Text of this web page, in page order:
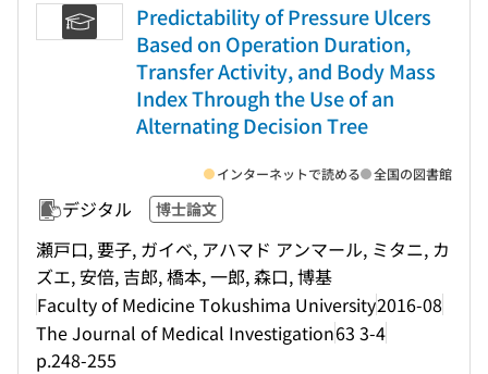
Predictability of Pressure Ulcers
Based on Operation Duration,
Transfer Activity, and Body Mass
Index Through the Use of an
Alternating Decision Tree
デジタル 博士論文
瀬戸口, 要子, ガイベ, アハマド アンマール, ミタニ, カ
ズエ, 安倍, 吉郎, 橋本, 一郎, 森口, 博基
Faculty of Medicine Tokushima University2016-08
The Journal of Medical Investigation63 3-4
p.248-255
インターネットで読める 全国の図書館